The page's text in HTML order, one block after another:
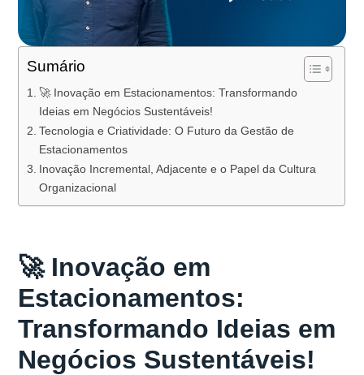
Sumário
🚀 Inovação em Estacionamentos: Transformando
Ideias em Negócios Sustentáveis!
Tecnologia e Criatividade: O Futuro da Gestão de
Estacionamentos
Inovação Incremental, Adjacente e o Papel da Cultura
Organizacional
🚀 Inovação em
Estacionamentos:
Transformando Ideias em
Negócios Sustentáveis!